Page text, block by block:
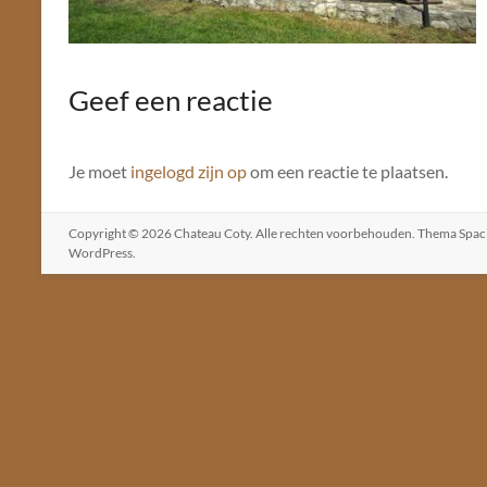
Geef een reactie
Je moet ingelogd zijn opom een reactie te plaatsen.
Copyright © 2026Chateau Coty. Alle rechten voorbehouden. Thema
WordPress.